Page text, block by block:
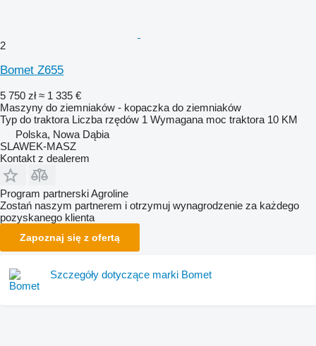
2
Bomet Z655
5 750 zł ≈ 1 335 €
Maszyny do ziemniaków - kopaczka do ziemniaków
Typ do traktora Liczba rzędów 1 Wymagana moc traktora 10 KM
Polska, Nowa Dąbia
SLAWEK-MASZ
Kontakt z dealerem
Program partnerski Agroline
Zostań naszym partnerem i otrzymuj wynagrodzenie za każdego
pozyskanego klienta
Zapoznaj się z ofertą
Szczegóły dotyczące marki Bomet